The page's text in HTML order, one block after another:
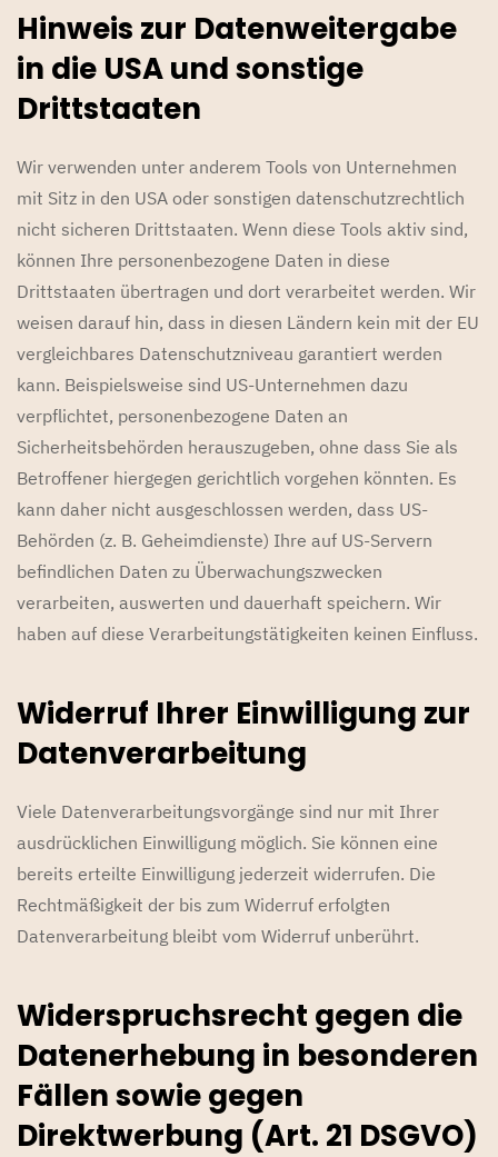
Hinweis zur Datenweitergabe
in die USA und sonstige
Drittstaaten
Wir verwenden unter anderem Tools von Unternehmen
mit Sitz in den USA oder sonstigen datenschutzrechtlich
nicht sicheren Drittstaaten. Wenn diese Tools aktiv sind,
können Ihre personenbezogene Daten in diese
Drittstaaten übertragen und dort verarbeitet werden. Wir
weisen darauf hin, dass in diesen Ländern kein mit der EU
vergleichbares Datenschutzniveau garantiert werden
kann. Beispielsweise sind US-Unternehmen dazu
verpflichtet, personenbezogene Daten an
Sicherheitsbehörden herauszugeben, ohne dass Sie als
Betroffener hiergegen gerichtlich vorgehen könnten. Es
kann daher nicht ausgeschlossen werden, dass US-
Behörden (z. B. Geheimdienste) Ihre auf US-Servern
befindlichen Daten zu Überwachungszwecken
verarbeiten, auswerten und dauerhaft speichern. Wir
haben auf diese Verarbeitungstätigkeiten keinen Einfluss.
Widerruf Ihrer Einwilligung zur
Datenverarbeitung
Viele Datenverarbeitungsvorgänge sind nur mit Ihrer
ausdrücklichen Einwilligung möglich. Sie können eine
bereits erteilte Einwilligung jederzeit widerrufen. Die
Rechtmäßigkeit der bis zum Widerruf erfolgten
Datenverarbeitung bleibt vom Widerruf unberührt.
Widerspruchsrecht gegen die
Datenerhebung in besonderen
Fällen sowie gegen
Direktwerbung (Art. 21 DSGVO)